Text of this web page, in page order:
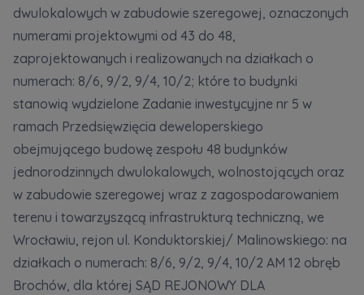
dwulokalowych w zabudowie szeregowej, oznaczonych
numerami projektowymi od 43 do 48,
zaprojektowanych i realizowanych na działkach o
numerach: 8/6, 9/2, 9/4, 10/2; które to budynki
stanowią wydzielone Zadanie inwestycyjne nr 5 w
ramach Przedsięwzięcia deweloperskiego
obejmującego budowę zespołu 48 budynków
jednorodzinnych dwulokalowych, wolnostojących oraz
w zabudowie szeregowej wraz z zagospodarowaniem
terenu i towarzyszącą infrastrukturą techniczną, we
Wrocławiu, rejon ul. Konduktorskiej/ Malinowskiego: na
działkach o numerach: 8/6, 9/2, 9/4, 10/2 AM 12 obręb
Brochów, dla której SĄD REJONOWY DLA
Zamawiam obsługę w języku ukraińskim (Замовляю
контакт українською мовою)
Wyrażam wszystkie zgody
Informujemy, że w trosce o najwyższą jakość i
Rozwiń
Wyrażam zgodę na otrzymywanie informacji
handlowych od...
Rozwiń
Każdej osobie przysługuje prawo dostępu do
treści swoich... *
Rozwiń
Регламент надання електронних послуг товариством гк
Murapol
Зв’яжіться з нами